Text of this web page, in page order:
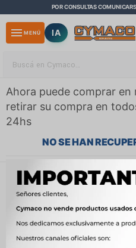
POR CONSULTAS
menu MENÚ IA
Ahora puede comprar
retirar su compra en
24hs
NO SE HAN
¡Lo sentimos! No hay
Inténtalo nuevamente con otros
otras secciones de nuestro
close